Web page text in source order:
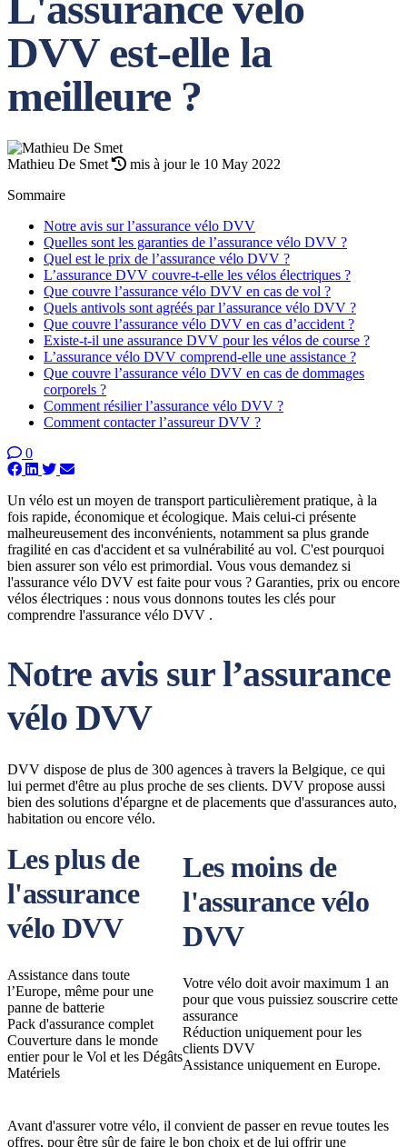
DVV est-elle la
meilleure ?
Mathieu De Smet
mis à jour le 10 May 2022
Sommaire
Notre avis sur l’assurance vélo DVV
Quelles sont les garanties de l’assurance vélo DVV ?
Quel est le prix de l’assurance vélo DVV ?
L’assurance DVV couvre-t-elle les vélos électriques ?
Que couvre l’assurance vélo DVV en cas de vol ?
Quels antivols sont agréés par l’assurance vélo DVV ?
Que couvre l’assurance vélo DVV en cas d’accident ?
Existe-t-il une assurance DVV pour les vélos de course ?
L’assurance vélo DVV comprend-elle une assistance ?
Que couvre l’assurance vélo DVV en cas de dommages
corporels ?
Comment résilier l’assurance vélo DVV ?
Comment contacter l’assureur DVV ?
0
Un vélo est un moyen de transport particulièrement pratique, à la
fois rapide, économique et écologique. Mais celui-ci présente
malheureusement des inconvénients, notamment sa plus grande
fragilité en cas d'accident et sa vulnérabilité au vol. C'est pourquoi
bien assurer son vélo est primordial. Vous vous demandez si
l'assurance vélo DVV est faite pour vous ? Garanties, prix ou encore
vélos électriques : nous vous donnons toutes les clés pour
comprendre l'assurance vélo DVV .
Notre avis sur l’assurance
vélo DVV
DVV dispose de plus de 300 agences à travers la Belgique, ce qui
lui permet d'être au plus proche de ses clients. DVV propose aussi
bien des solutions d'épargne et de placements que d'assurances auto,
habitation ou encore vélo.
Les plus de
l'assurance
vélo DVV
Assistance dans toute
l’Europe, même pour une
panne de batterie
Pack d'assurance complet
Couverture dans le monde
entier pour le Vol et les Dégâts
Matériels
Les moins de
l'assurance vélo
DVV
Votre vélo doit avoir maximum 1 an
pour que vous puissiez souscrire cette
assurance
Réduction uniquement pour les
clients DVV
Assistance uniquement en Europe.
Avant d'assurer votre vélo, il convient de passer en revue toutes les
offres, pour être sûr de faire le bon choix et de lui offrir une